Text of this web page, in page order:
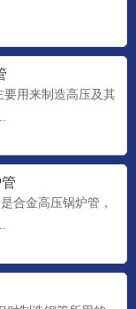
用来制造高压及其
合金高压锅炉管，